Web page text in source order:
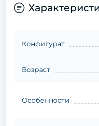
Конфигурат
Возраст
Особенности